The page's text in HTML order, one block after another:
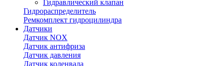
Гидравлический клапан
Гидрораспределитель
Ремкомплект гидроцилиндра
Датчики
Датчик NOX
Датчик антифриза
Датчик давления
Датчик коленвала